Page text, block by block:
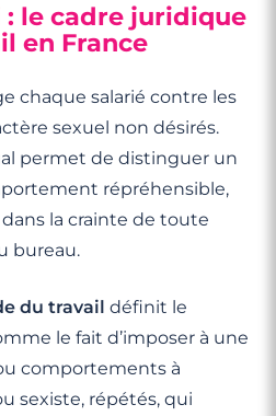
: le cadre juridique
en France
chaque salarié contre les
sexuel non désirés.
permet de distinguer un
répréhensible,
la crainte de toute
bureau.
du travail définit le
le fait d’imposer à une
comportements à
sexiste, répétés, qui